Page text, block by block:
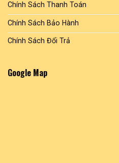
Chính Sách Thanh Toán
Chính Sách Bảo Hành
Chính Sách Đổi Trả
Google Map